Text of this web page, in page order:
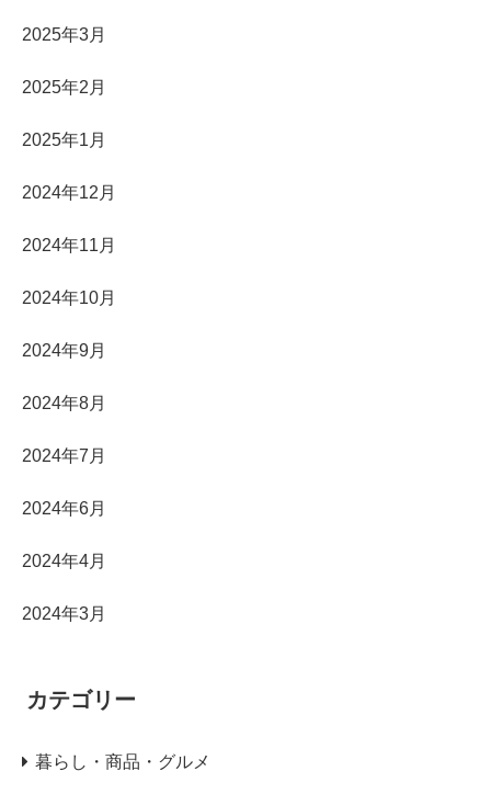
2025年3月
2025年2月
2025年1月
2024年12月
2024年11月
2024年10月
2024年9月
2024年8月
2024年7月
2024年6月
2024年4月
2024年3月
カテゴリー
暮らし・商品・グルメ